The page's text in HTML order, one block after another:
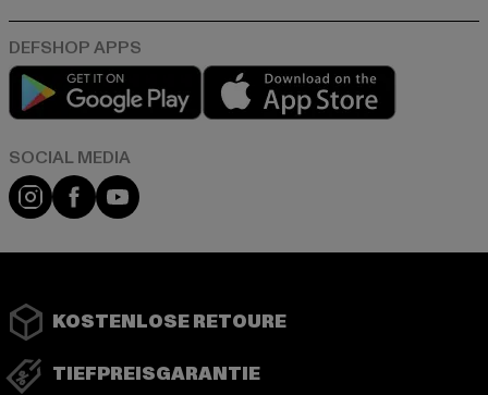
Play market
Instagram
FacebookYouTube
KOSTENLOSE RETOURE
TIEFPREISGARANTIE